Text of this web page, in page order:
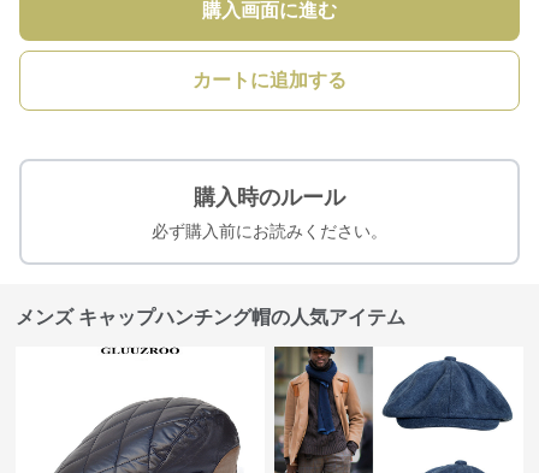
購入画面に進む
カートに追加する
購入時のルール
必ず購入前にお読みください。
メンズ キャップハンチング帽の人気アイテム